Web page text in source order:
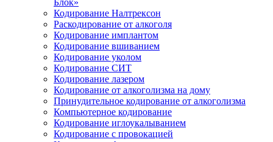
Блок»
Кодирование Налтрексон
Раскодирование от алкоголя
Кодирование имплантом
Кодирование вшиванием
Кодирование уколом
Кодирование СИТ
Кодирование лазером
Кодирование от алкоголизма на дому
Принудительное кодирование от алкоголизма
Компьютерное кодирование
Кодирование иглоукалыванием
Кодирование с провокацией